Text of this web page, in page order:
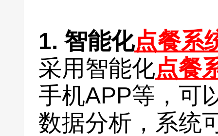
1. 智能化点餐系
采用智能化点餐
手机APP等，可
数据分析，系统